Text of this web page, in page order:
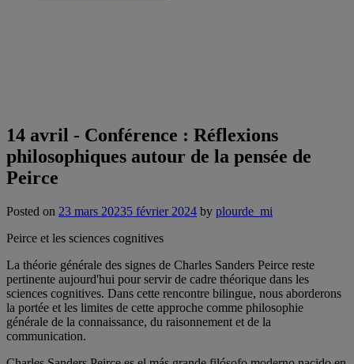
14 avril - Conférence : Réflexions
philosophiques autour de la pensée de
Peirce
Posted on 23 mars 20235 février 2024 by plourde_mi
Peirce et les sciences cognitives
La théorie générale des signes de Charles Sanders Peirce reste
pertinente aujourd'hui pour servir de cadre théorique dans les
sciences cognitives. Dans cette rencontre bilingue, nous aborderons
la portée et les limites de cette approche comme philosophie
générale de la connaissance, du raisonnement et de la
communication.